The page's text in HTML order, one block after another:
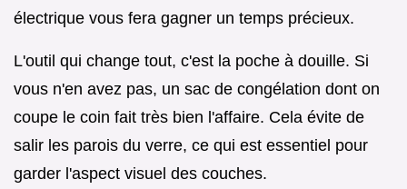
électrique vous fera gagner un temps précieux.
L'outil qui change tout, c'est la poche à douille. Si
vous n'en avez pas, un sac de congélation dont on
coupe le coin fait très bien l'affaire. Cela évite de
salir les parois du verre, ce qui est essentiel pour
garder l'aspect visuel des couches.